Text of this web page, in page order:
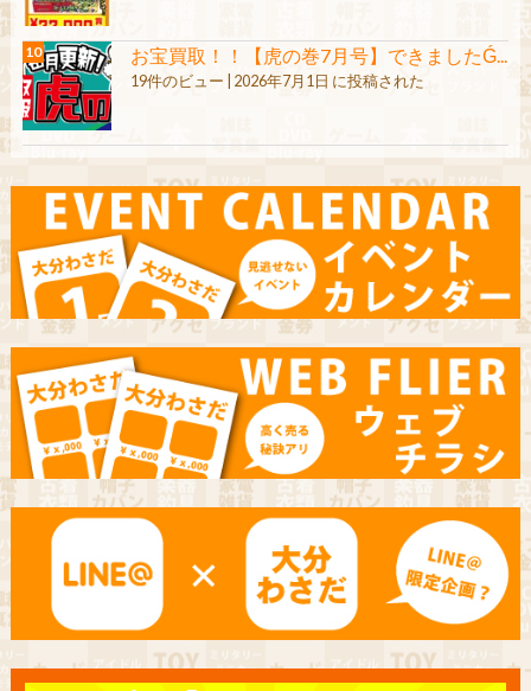
お宝買取！！【虎の巻7月号】できましたǴ...
19件のビュー 2026年7月1日 に投稿された